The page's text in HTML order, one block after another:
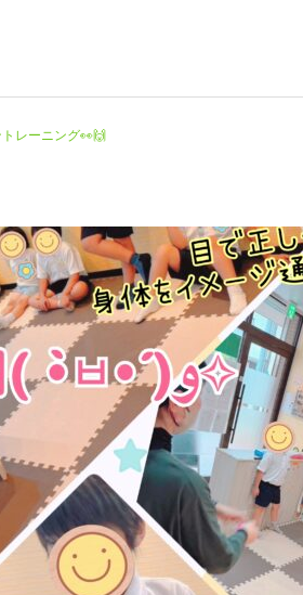
レーニング👀🙌